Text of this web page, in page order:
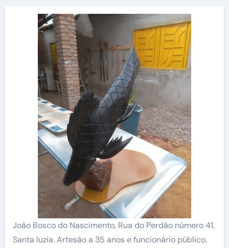
João Bosco do Nascimento, Rua do Perdão número 41,
Santa luzia. Artesão a 35 anos e funcionário público.